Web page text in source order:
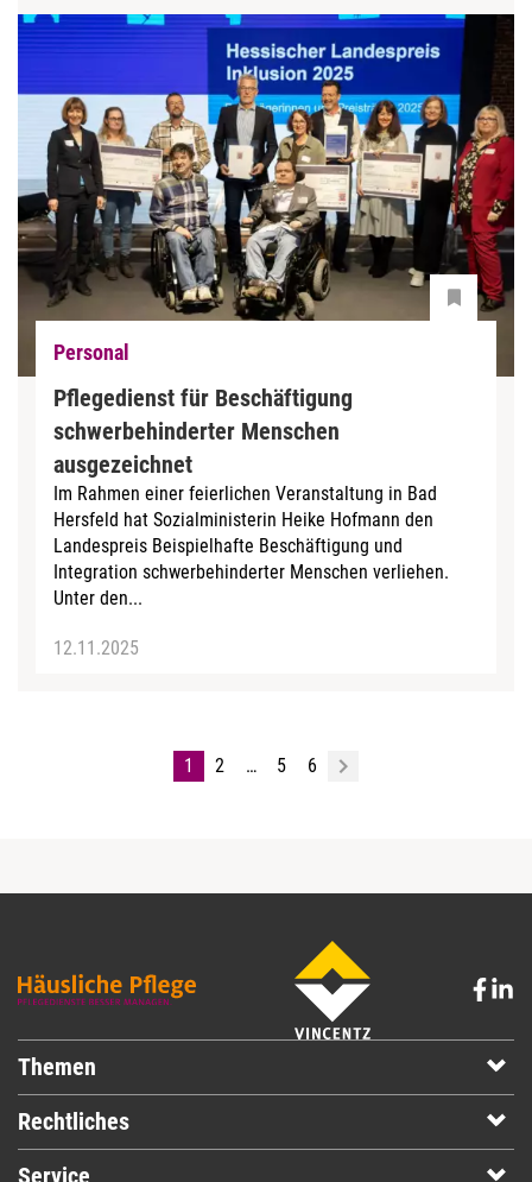
Personal
Pflegedienst für Beschäftigung
schwerbehinderter Menschen
ausgezeichnet
Im Rahmen einer feierlichen Veranstaltung in Bad
Hersfeld hat Sozialministerin Heike Hofmann den
Landespreis Beispielhafte Beschäftigung und
Integration schwerbehinderter Menschen verliehen.
Unter den...
12.11.2025
1 2 … 5 6
Themen
Rechtliches
Service